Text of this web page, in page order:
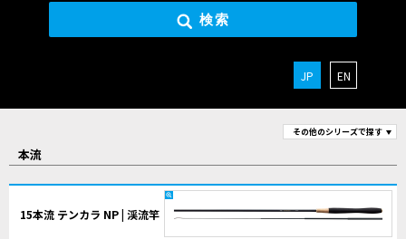
検索
JP EN
その他のシリーズで探す
本流
15本流 テンカラ NP | 渓流竿